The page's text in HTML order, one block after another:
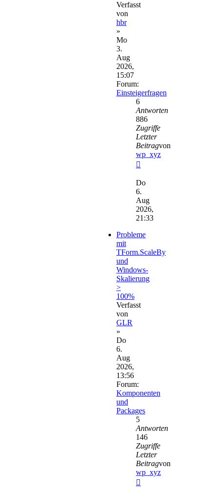
Verfasst
von
hbr
»
Mo
3.
Aug
2026,
15:07
Forum:
Einsteigerfragen
6
Antworten
886
Zugriffe
Letzter
Beitragvon
wp_xyz
Beitrag
Do
6.
Aug
2026,
21:33
Probleme
mit
TForm.ScaleBy
und
Windows-
Skalierung
>
100%
Verfasst
von
GLR
»
Do
6.
Aug
2026,
13:56
Forum:
Komponenten
und
Packages
5
Antworten
146
Zugriffe
Letzter
Beitragvon
wp_xyz